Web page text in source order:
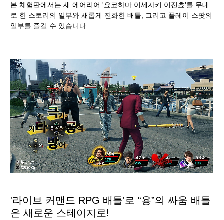
본 체험판에서는 새 에어리어 '요코하마 이세자키 이진쵸'를 무대
로 한 스토리의 일부와 새롭게 진화한 배틀, 그리고 플레이 스팟의
일부를 즐길 수 있습니다.
'라이브 커맨드 RPG 배틀'로 “용”의 싸움 배틀
은 새로운 스테이지로!